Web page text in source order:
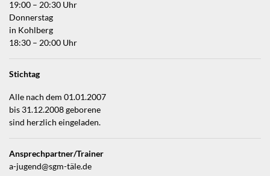
19:00 – 20:30 Uhr
Donnerstag
in Kohlberg
18:30 – 20:00 Uhr
Stichtag
Alle nach dem 01.01.2007
bis 31.12.2008 geborene
sind herzlich eingeladen.
Ansprechpartner/Trainer
a-jugend@sgm-täle.de